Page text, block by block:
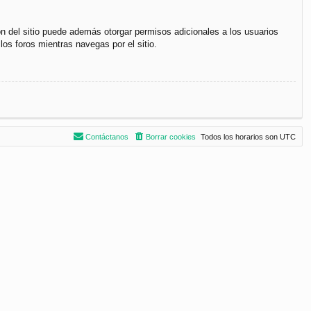
sitio puede además otorgar permisos adicionales a los usuarios
foros mientras navegas por el sitio.
Todos los horarios son UTC
Borrar cookies
Contáctanos